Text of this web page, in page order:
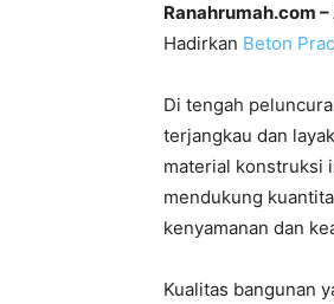
Ranahrumah.com –
Hadirkan Beton
Di tengah
terjangkau dan
material konstruksi
mendukung
kenyamanan dan
Kualitas bangunan